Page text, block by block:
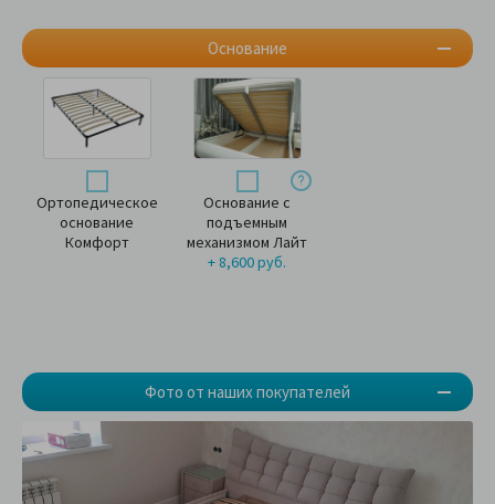
Основание
Ортопедическое
основание
Комфорт
Основание с
подъемным
механизмом Лайт
+ 8,600 руб.
Фото от наших покупателей